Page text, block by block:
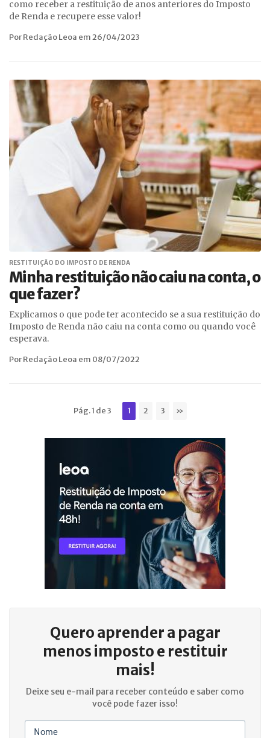
como receber a restituição de anos anteriores do Imposto
de Renda e recupere esse valor!
Por Redação Leoa em 26/04/2023
RESTITUIÇÃO DO IMPOSTO DE RENDA
Minha restituição não caiu na conta, o
que fazer?
Explicamos o que pode ter acontecido se a sua restituição do
Imposto de Renda não caiu na conta como ou quando você
esperava.
Por Redação Leoa em 08/07/2022
Pág. 1 de 3 1 2 3 »
Quero aprender a pagar
menos imposto e restituir
mais!
Deixe seu e-mail para receber conteúdo e saber como
você pode fazer isso!
Nome